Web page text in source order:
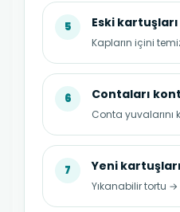
5 Eski kartuşları
Kapların içini
6 Contaları
Conta yuvalarını
7 Yeni
Yıkanabilir tortu